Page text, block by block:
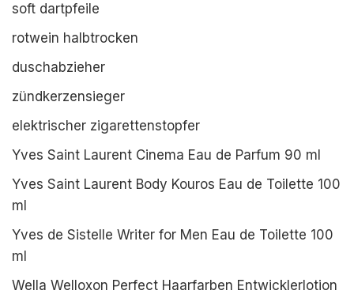
soft dartpfeile
rotwein halbtrocken
duschabzieher
zündkerzensieger
elektrischer zigarettenstopfer
Yves Saint Laurent Cinema Eau de Parfum 90 ml
Yves Saint Laurent Body Kouros Eau de Toilette 100
ml
Yves de Sistelle Writer for Men Eau de Toilette 100
ml
Wella Welloxon Perfect Haarfarben Entwicklerlotion